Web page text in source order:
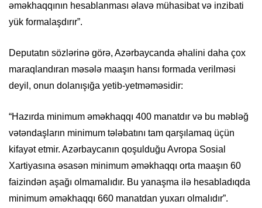
əməkhaqqının hesablanması əlavə mühasibat və inzibati
yük formalaşdırır”.
Deputatın sözlərinə görə, Azərbaycanda əhalini daha çox
maraqlandıran məsələ maaşın hansı formada verilməsi
deyil, onun dolanışığa yetib-yetməməsidir:
“Hazırda minimum əməkhaqqı 400 manatdır və bu məbləğ
vətəndaşların minimum tələbatını tam qarşılamaq üçün
kifayət etmir. Azərbaycanın qoşulduğu Avropa Sosial
Xartiyasına əsasən minimum əməkhaqqı orta maaşın 60
faizindən aşağı olmamalıdır. Bu yanaşma ilə hesabladıqda
minimum əməkhaqqı 660 manatdan yuxarı olmalıdır”.